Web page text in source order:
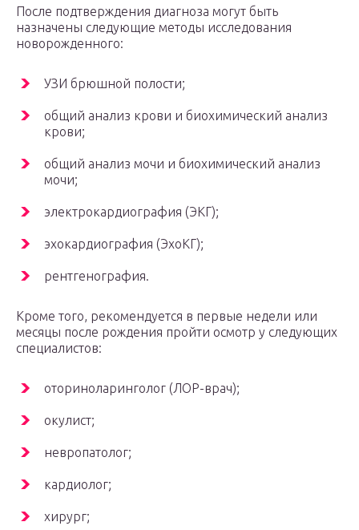
После подтверждения диагноза могут быть
назначены следующие методы исследования
новорожденного:
УЗИ брюшной полости;
общий анализ крови и биохимический анализ
крови;
общий анализ мочи и биохимический анализ
мочи;
электрокардиография (ЭКГ);
эхокардиография (ЭхоКГ);
рентгенография.
Кроме того, рекомендуется в первые недели или
месяцы после рождения пройти осмотр у следующих
специалистов:
оториноларинголог (ЛОР-врач);
окулист;
невропатолог;
кардиолог;
хирург;